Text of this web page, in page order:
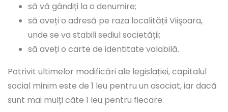
să vă gândiți la o denumire;
să aveți o adresă pe raza localității Viişoara,
unde se va stabili sediul societății;
să aveți o carte de identitate valabilă.
Potrivit ultimelor modificări ale legislației, capitalul
social minim este de 1 leu pentru un asociat, iar dacă
sunt mai mulți câte 1 leu pentru fiecare.